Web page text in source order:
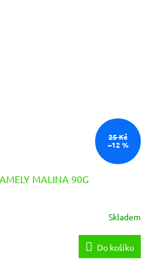
25 Kč
–12 %
MALINA 90G
Skladem
Do košíku